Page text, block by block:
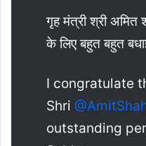
गृह मंत्री श्री अमित
के लिए बहुत बहुत
I congratulate
Shri
outstanding